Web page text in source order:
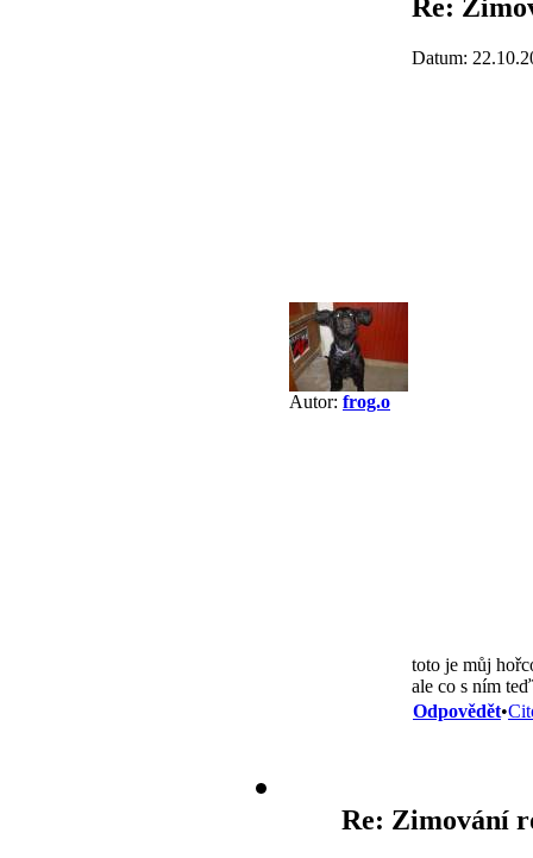
Autor: frog.o
Re:
Datum:
toto je můj
ale co s ním
Odpovědět•
Re: Zimování